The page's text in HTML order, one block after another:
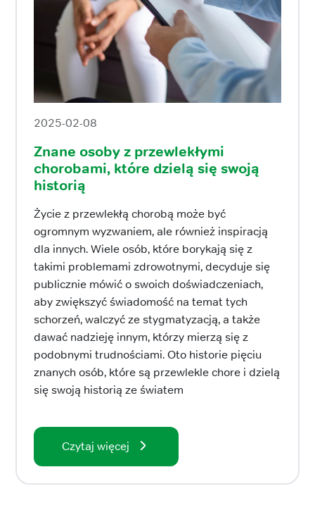
2025-02-08
Znane osoby z przewlekłymi
chorobami, które dzielą się swoją
historią
Życie z przewlekłą chorobą może być
ogromnym wyzwaniem, ale również inspiracją
dla innych. Wiele osób, które borykają się z
takimi problemami zdrowotnymi, decyduje się
publicznie mówić o swoich doświadczeniach,
aby zwiększyć świadomość na temat tych
schorzeń, walczyć ze stygmatyzacją, a także
dawać nadzieję innym, którzy mierzą się z
podobnymi trudnościami. Oto historie pięciu
znanych osób, które są przewlekle chore i dzielą
się swoją historią ze światem
Czytaj więcej